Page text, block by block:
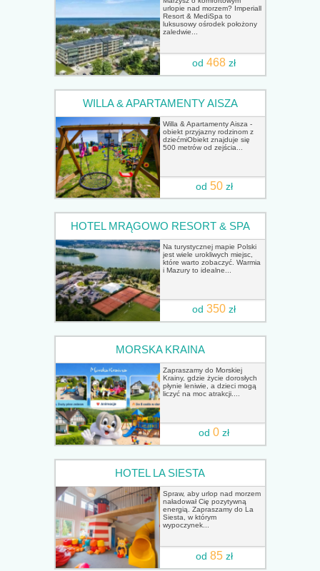
urlopie nad morzem? Imperiall
Resort & MediSpa to
luksusowy ośrodek położony
zaledwie...
od468 zł
WILLA & APARTAMENTY AISZA
Willa & Apartamenty Aisza -
obiekt przyjazny rodzinom z
dziećmiObiekt znajduje się
500 metrów od zejścia...
od 50zł
HOTEL MRĄGOWO RESORT & SPA
Na turystycznej mapie Polski
jest wiele urokliwych miejsc,
które warto zobaczyć. Warmia
i Mazury to idealne...
od350 zł
MORSKA KRAINA
Zapraszamy do Morskiej
Krainy, gdzie życie dorosłych
płynie leniwie, a dzieci mogą
liczyć na moc atrakcji....
od0 zł
HOTEL LA SIESTA
Spraw, aby urlop nad morzem
naładował Cię pozytywną
energią. Zapraszamy do La
Siesta, w którym
wypoczynek...
od 85zł